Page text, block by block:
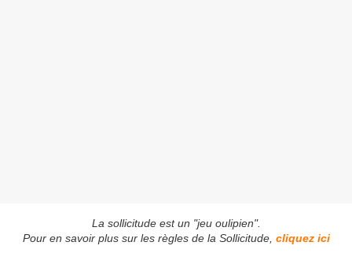
La sollicitude est un "jeu oulipien".
Pour en savoir plus sur les règles de la Sollicitude, cliquez ici